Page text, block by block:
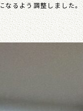
なるよう調整しました。